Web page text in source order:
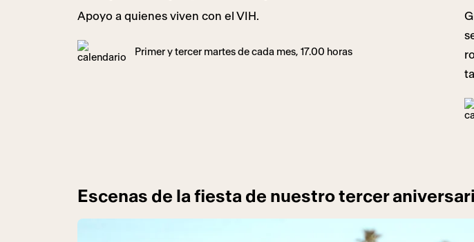
Apoyo a quienes viven con el VIH.
Primer y tercer martes de cada mes, 17.00 horas
Escenas de la fiesta de nuestro tercer